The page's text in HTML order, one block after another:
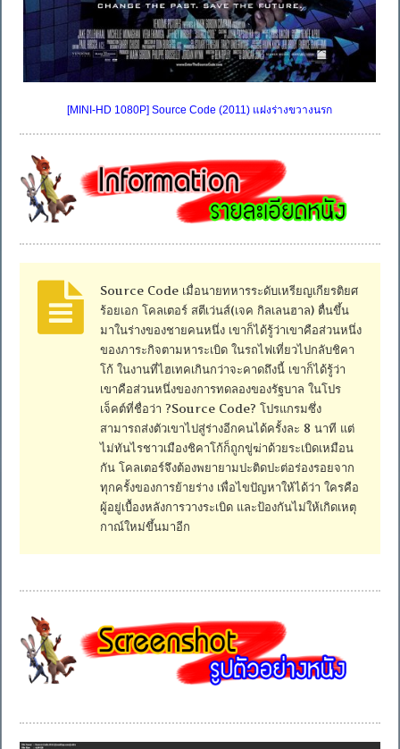
[MINI-HD 1080P] Source Code (2011) แฝงร่างขวางนรก
Source Code เมื่อนายทหารระดับเหรียญเกียรติยศ
ร้อยเอก โคลเตอร์ สตีเว่นส์(เจค กิลเลนฮาล) ตื่นขึ้น
มาในร่างของชายคนหนึ่ง เขาก็ได้รู้ว่าเขาคือส่วนหนึ่ง
ของภาระกิจตามหาระเบิด ในรถไฟเที่ยวไปกลับชิคา
โก้ ในงานที่ไฮเทคเกินกว่าจะคาดถึงนี้ เขาก็ได้รู้ว่า
เขาคือส่วนหนึ่งของการทดลองของรัฐบาล ในโปร
เจ็คต์ที่ชื่อว่า ?Source Code? โปรแกรมซึ่ง
สามารถส่งตัวเขาไปสู่ร่างอีกคนได้ครั้งละ 8 นาที แต่
ไม่ทันไรชาวเมืองชิคาโก้ก็ถูกขู่ฆ่าด้วยระเบิดเหมือน
กัน โคลเตอร์จึงต้องพยายามปะติดปะต่อร่องรอยจาก
ทุกครั้งของการย้ายร่าง เพื่อไขปัญหาให้ได้ว่า ใครคือ
ผู้อยู่เบื้องหลังการวางระเบิด และป้องกันไม่ให้เกิดเหตุ
กาณ์ใหม่ขึ้นมาอีก